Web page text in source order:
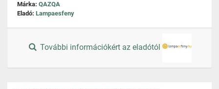
Márka: QAZQA
Eladó: Lampaesfeny
További információkért az eladótól